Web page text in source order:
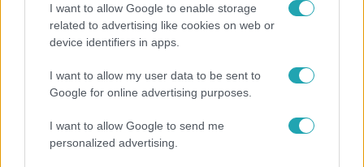
I want to allow Google to enable storage
related to advertising like cookies on web or
device identifiers in apps.
I want to allow my user data to be sent to
Google for online advertising purposes.
I want to allow Google to send me
personalized advertising.